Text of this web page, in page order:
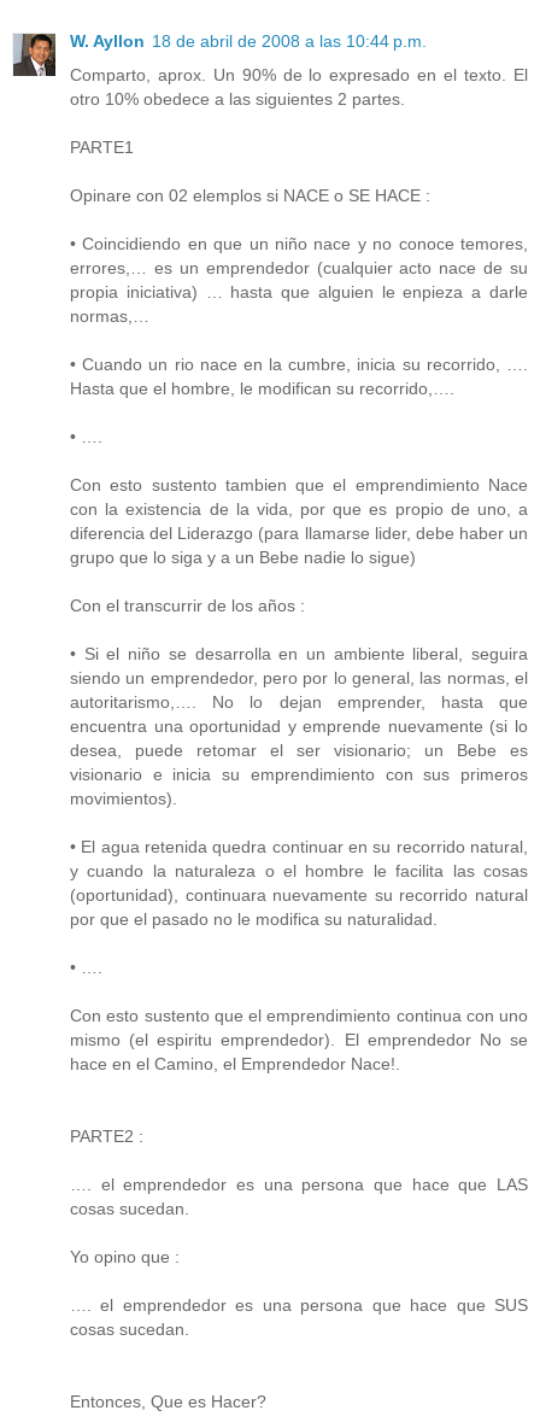
W. Ayllon 18 de abril de 2008 a las 10:44 p.m.
Comparto, aprox. Un 90% de lo expresado en el texto. El
otro 10% obedece a las siguientes 2 partes.
PARTE1
Opinare con 02 elemplos si NACE o SE HACE :
• Coincidiendo en que un niño nace y no conoce temores,
errores,… es un emprendedor (cualquier acto nace de su
propia iniciativa) … hasta que alguien le enpieza a darle
normas,…
• Cuando un rio nace en la cumbre, inicia su recorrido, ….
Hasta que el hombre, le modifican su recorrido,….
• ….
Con esto sustento tambien que el emprendimiento Nace
con la existencia de la vida, por que es propio de uno, a
diferencia del Liderazgo (para llamarse lider, debe haber un
grupo que lo siga y a un Bebe nadie lo sigue)
Con el transcurrir de los años :
• Si el niño se desarrolla en un ambiente liberal, seguira
siendo un emprendedor, pero por lo general, las normas, el
autoritarismo,…. No lo dejan emprender, hasta que
encuentra una oportunidad y emprende nuevamente (si lo
desea, puede retomar el ser visionario; un Bebe es
visionario e inicia su emprendimiento con sus primeros
movimientos).
• El agua retenida quedra continuar en su recorrido natural,
y cuando la naturaleza o el hombre le facilita las cosas
(oportunidad), continuara nuevamente su recorrido natural
por que el pasado no le modifica su naturalidad.
• ….
Con esto sustento que el emprendimiento continua con uno
mismo (el espiritu emprendedor). El emprendedor No se
hace en el Camino, el Emprendedor Nace!.
PARTE2 :
…. el emprendedor es una persona que hace que LAS
cosas sucedan.
Yo opino que :
…. el emprendedor es una persona que hace que SUS
cosas sucedan.
Entonces, Que es Hacer?